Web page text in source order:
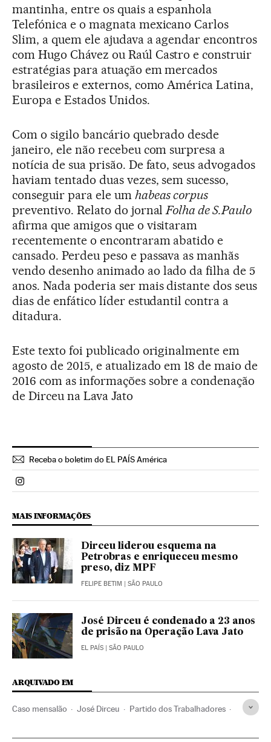
mantinha, entre os quais a espanhola
Telefónica e o magnata mexicano Carlos
Slim, a quem ele ajudava a agendar encontros
com Hugo Chávez ou Raúl Castro e construir
estratégias para atuação em mercados
brasileiros e externos, como América Latina,
Europa e Estados Unidos.
Com o sigilo bancário quebrado desde
janeiro, ele não recebeu com surpresa a
notícia de sua prisão. De fato, seus advogados
haviam tentado duas vezes, sem sucesso,
conseguir para ele um habeas corpus
preventivo. Relato do jornalFolha de S.Paulo
afirma que amigos que o visitaram
recentemente o encontraram abatido e
cansado. Perdeu peso e passava as manhãs
vendo desenho animado ao lado da filha de 5
anos. Nada poderia ser mais distante dos seus
dias de enfático líder estudantil contra a
ditadura.
Este texto foi publicado originalmente em
agosto de 2015, e atualizado em 18 de maio de
2016 com as informações sobre a condenação
de Dirceu na Lava Jato
Receba o boletim do EL PAÍS América
Politica El País Brasil en Instagram
MAIS INFORMAÇÕES
Dirceu liderou esquema na
Petrobras e enriqueceu mesmo
preso, diz MPF
FELIPE BETIM | SÃO PAULO
José Dirceu é condenado a 23 anos
de prisão na Operação Lava Jato
EL PAÍS | SÃO PAULO
ARQUIVADO EM
Caso mensalão José Dirceu Partido dos Trabalhadores